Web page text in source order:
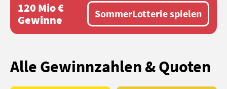
120 Mio €
Gewinne
SommerLotterie spielen
Alle Gewinnzahlen & Quoten